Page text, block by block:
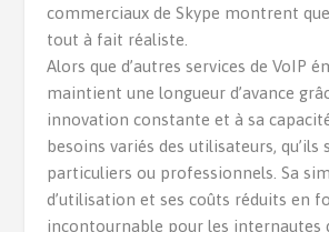
commerciaux de Skype montrent
tout à fait réaliste.
Alors que d’autres services de VoIP
maintient une longueur d’avance
innovation constante et à sa
besoins variés des utilisateurs, qu’ils
particuliers ou professionnels. Sa
d’utilisation et ses coûts réduits en
incontournable pour les internautes